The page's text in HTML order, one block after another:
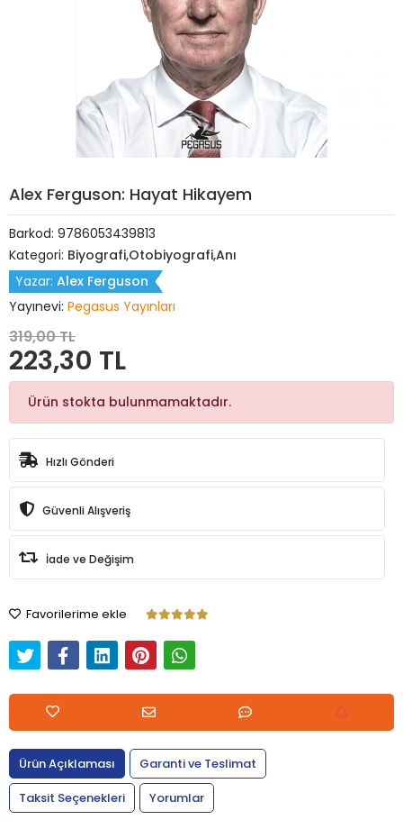
Alex Ferguson: Hayat Hikayem
Barkod: 9786053439813
Kategori: Biyografi,Otobiyografi,Anı
Yazar: Alex Ferguson
Yayınevi: Pegasus Yayınları
319,00 TL
223,30 TL
Ürün stokta bulunmamaktadır.
Hızlı Gönderi
Güvenli Alışveriş
İade ve Değişim
Favorilerime ekle
Ürün Açıklaması
Garanti ve Teslimat
Taksit Seçenekleri
Yorumlar